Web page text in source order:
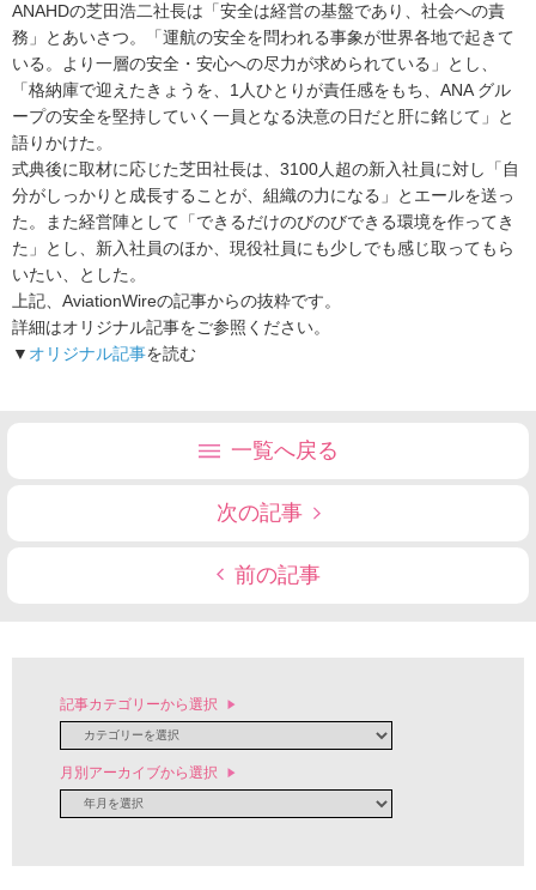
ANAHDの芝田浩二社長は「安全は経営の基盤であり、社会への責
務」とあいさつ。「運航の安全を問われる事象が世界各地で起きて
いる。より一層の安全・安心への尽力が求められている」とし、
「格納庫で迎えたきょうを、1人ひとりが責任感をもち、ANA グル
ープの安全を堅持していく一員となる決意の日だと肝に銘じて」と
語りかけた。
式典後に取材に応じた芝田社長は、3100人超の新入社員に対し「自
分がしっかりと成長することが、組織の力になる」とエールを送っ
た。また経営陣として「できるだけのびのびできる環境を作ってき
た」とし、新入社員のほか、現役社員にも少しでも感じ取ってもら
いたい、とした。
上記、AviationWireの記事からの抜粋です。
詳細はオリジナル記事をご参照ください。
▼ オリジナル記事を読む
一覧へ戻る
次の記事
前の記事
記事カテゴリーから選択
月別アーカイブから選択